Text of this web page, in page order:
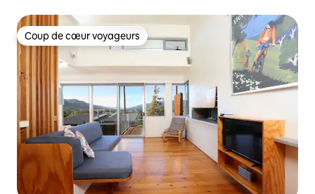
Coup de cœur voyageurs
Coup de cœur voyageurs